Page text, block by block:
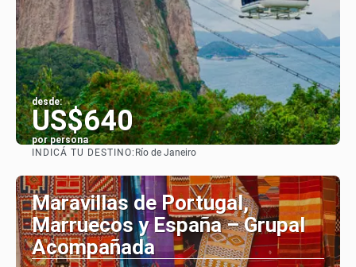
desde:
US$640
por persona
INDICÁ TU DESTINO: Río de Janeiro
Maravillas de Portugal,
Marruecos y España – Grupal
Acompañada